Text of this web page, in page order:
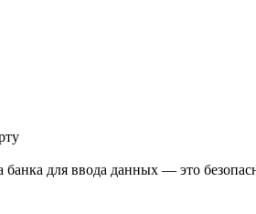
банка для ввода данных — это